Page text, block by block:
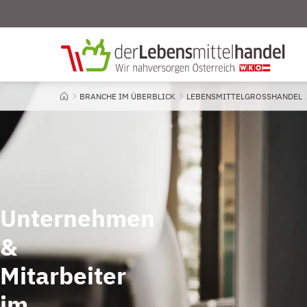
BRANCHE IM ÜBERBLICK LEBENSMITTEL­GROSSHANDEL
Unternehmen
&
Mitarbeiter